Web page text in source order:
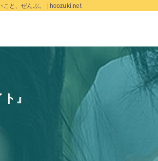
こと、ぜんぶ。 | hoozuki.net
』